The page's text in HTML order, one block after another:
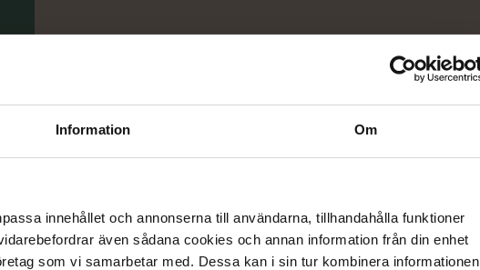
Information Om
innehållet och annonserna till användarna, tillhandahålla funktioner
även sådana cookies och annan information från din enhet
som vi samarbetar med. Dessa kan i sin tur kombinera informationen
när vi